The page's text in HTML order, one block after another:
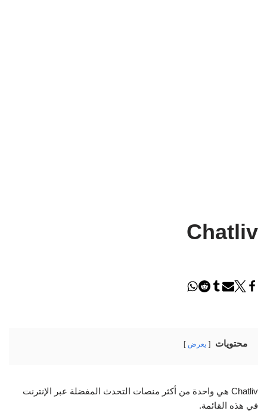
Chatliv
محتويات يعرض
Chatliv هي واحدة من أكثر منصات التحدث المفضلة عبر الإنترنت
في هذه القائمة.